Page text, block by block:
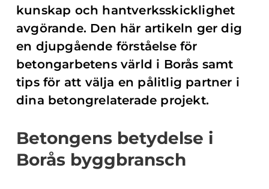
kunskap och hantverksskicklighet
avgörande. Den här artikeln ger dig
en djupgående förståelse för
betongarbetens värld i Borås samt
tips för att välja en pålitlig partner i
dina betongrelaterade projekt.
Betongens betydelse i
Borås byggbransch